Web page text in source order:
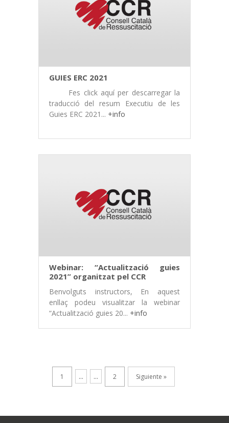
GUIES ERC 2021
Fes click aquí per descarregar la
traducció del resum Executiu de les
Guies ERC 2021... +info
Webinar: “Actualització guies
2021” organitzat pel CCR
Benvolguts instructors, En aquest
enllaç podeu visualitzar la webinar
“Actualització guies 20... +info
1 ... ... 2 Siguiente »